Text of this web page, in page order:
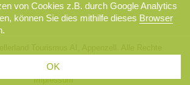
Datenschutzerklärung
Impressum
von Cookies z.B. durch Google Analytics
können Sie dies mithilfe dieses Browser
OK